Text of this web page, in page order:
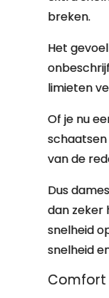
breken.
Het
limieten
Of je nu
van de
Dus
dan zeker
snelheid
snelheid
Comfort